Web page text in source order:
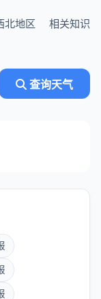
北地区 相关知识
查询天气